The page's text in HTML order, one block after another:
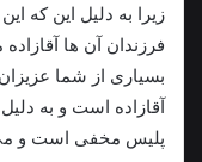
زیرا به دلیل این که
فرزندان آن ها
بسیاری از شما
آقازاده است و به
پلیس مخفی است و می